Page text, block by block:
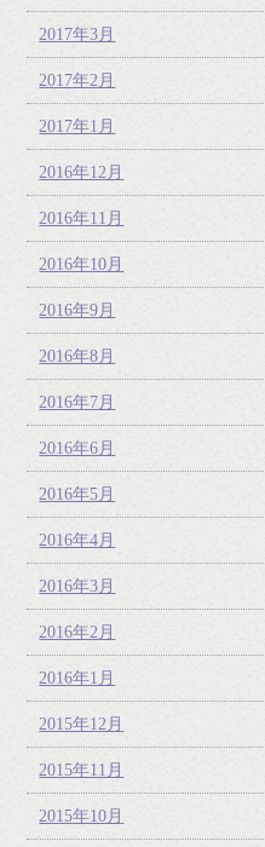
2017年3月
2017年2月
2017年1月
2016年12月
2016年11月
2016年10月
2016年9月
2016年8月
2016年7月
2016年6月
2016年5月
2016年4月
2016年3月
2016年2月
2016年1月
2015年12月
2015年11月
2015年10月